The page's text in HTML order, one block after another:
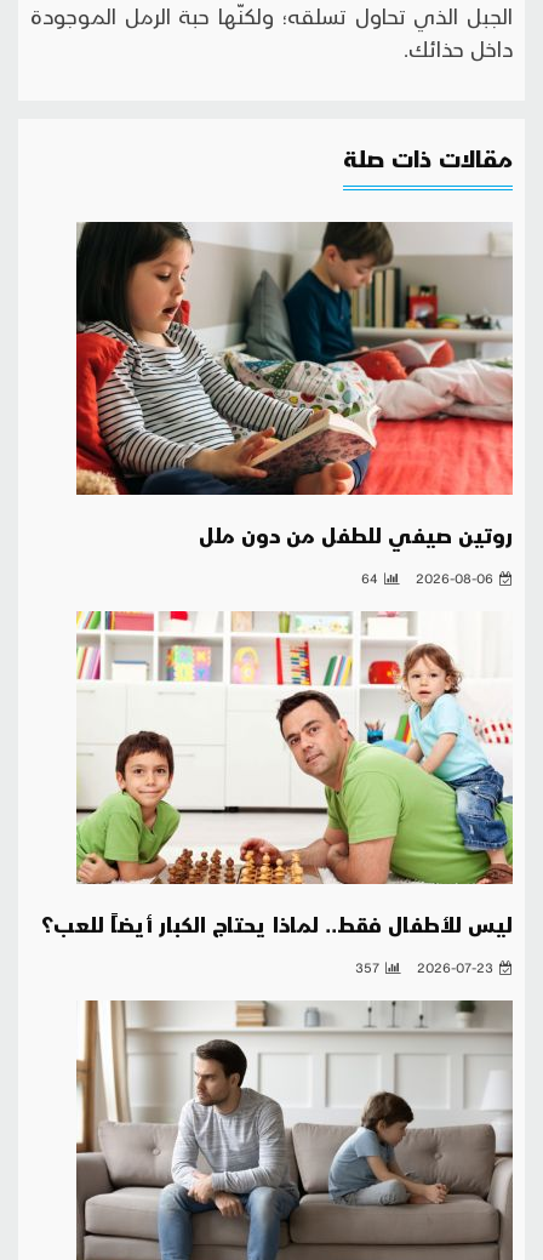
الجبل الذي تحاول تسلقه؛ ولكنّها حبة الرمل الموجودة
داخل حذائك.
مقالات ذات صلة
روتين صيفي للطفل من دون ملل
2026-08-06
64
ليس للأطفال فقط.. لماذا يحتاج الكبار أيضاً للعب؟
2026-07-23
357